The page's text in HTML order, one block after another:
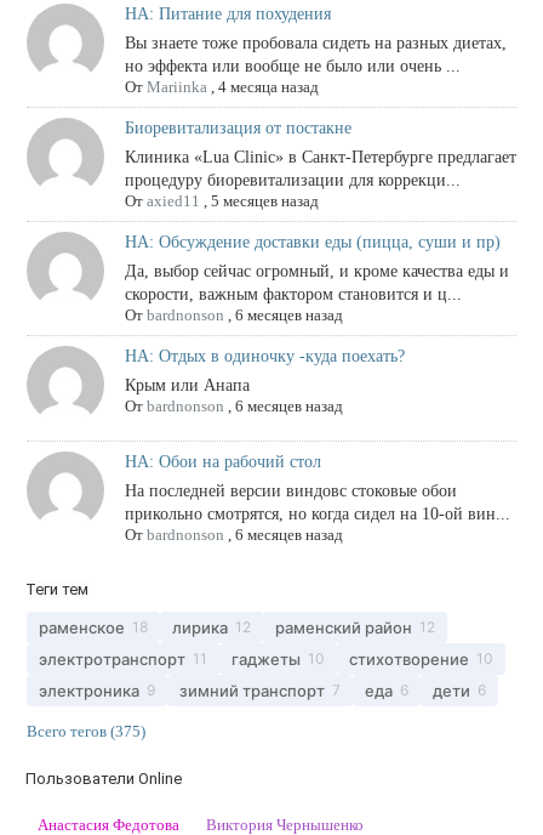
НА: Питание для похудения
Вы знаете тоже пробовала сидеть на разных диетах,
но эффекта или вообще не было или очень ...
От Mariinka 4 месяца назад
Биоревитализация от постакне
Клиника «Lua Clinic» в Санкт-Петербурге предлагает
процедуру биоревитализации для коррекци...
От axied11 5 месяцев назад
НА: Обсуждение доставки еды (пицца, суши и пр)
Да, выбор сейчас огромный, и кроме качества еды и
скорости, важным фактором становится и ц...
От bardnonson 6 месяцев назад
НА: Отдых в одиночку -куда поехать?
Крым или Анапа
От bardnonson 6 месяцев назад
НА: Обои на рабочий стол
На последней версии виндовс стоковые обои
прикольно смотрятся, но когда сидел на 10-ой вин...
От bardnonson 6 месяцев назад
Теги тем
раменское 18 лирика 12 раменский район 12
электротранспорт 11 гаджеты 10 стихотворение 10
электроника 9 зимний транспорт 7 еда 6 дети 6
Всего тегов (375)
Пользователи Online
Анастасия Федотова Виктория Чернышенко